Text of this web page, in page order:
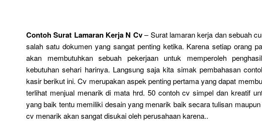
Contoh Surat Lamaran Kerja N Cv– Surat lamaran kerja dan sebuah
salah satu dokumen yang sangat penting ketika. Karena setiap orang
akan membutuhkan sebuah pekerjaan untuk memperoleh
kebutuhan sehari harinya. Langsung saja kita simak pembahasan
kasir berikut ini. Cv merupakan aspek penting pertama yang dapat
terlihat menjual menarik di mata hrd. 50 contoh cv simpel dan kreatif
yang baik tentu memiliki desain yang menarik baik secara tulisan
cv menarik akan sangat disukai oleh perusahaan karena..